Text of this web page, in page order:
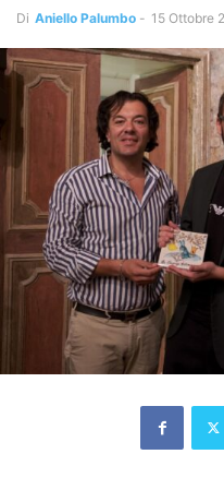
Di Aniello Palumbo - 15 Ottobre